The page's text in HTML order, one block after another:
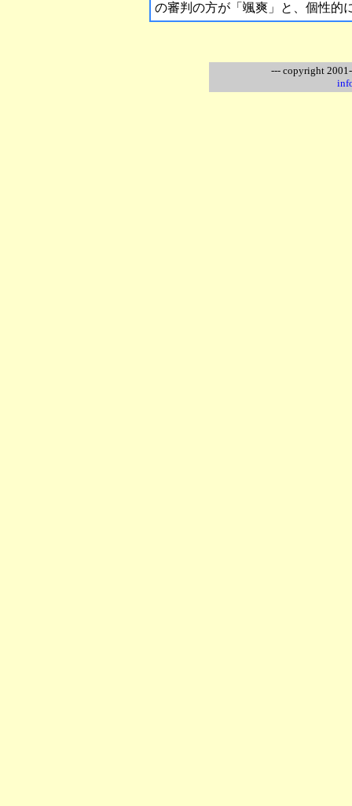
の審判の方が「颯爽」と、個性的
--- copyright